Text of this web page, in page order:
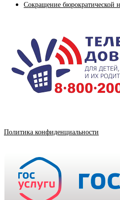
Сокращение бюрократической
Политика конфиденциальности